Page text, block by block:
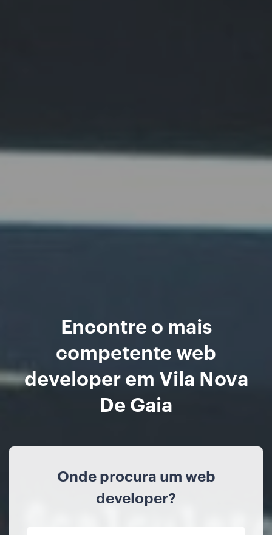
Encontre o mais
competente web
developer em Vila Nova
De Gaia
Onde procura um web
developer?